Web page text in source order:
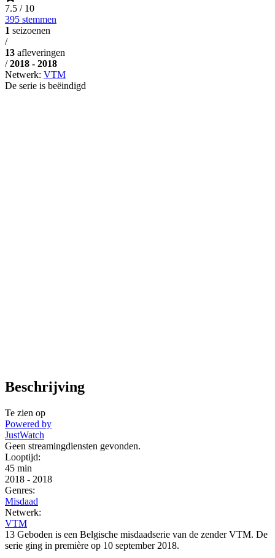
7.5 / 10
395 stemmen
1 seizoenen
/
13 afleveringen
/ 2018 - 2018
Netwerk: VTM
De serie is beëindigd
Beschrijving
Te zien op
Powered by
JustWatch
Geen streamingdiensten gevonden.
Looptijd:
45 min
2018 - 2018
Genres:
Misdaad
Netwerk:
VTM
13 Geboden is een Belgische misdaadserie van de zender VTM. De
serie ging in première op 10 september 2018.